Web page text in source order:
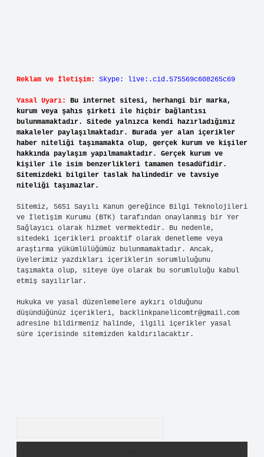
Reklam ve İletişim: Skype: live:.cid.575569c608265c69
Yasal Uyarı:
Bu internet sitesi, herhangi bir marka,
kurum veya şahıs şirketi ile hiçbir bağlantısı
bulunmamaktadır. Sitede yalnızca kendi hazırladığımız
makaleler paylaşılmaktadır. Burada yer alan içerikler
haber niteliği taşımamakta olup, gerçek kurum ve kişiler
hakkında paylaşım yapılmamaktadır. Gerçek kurum ve
kişiler ile isim benzerlikleri tamamen tesadüfidir.
Sitemizdeki bilgiler taslak halindedir ve tavsiye
niteliği taşımazlar.
Sitemiz, 5651 Sayılı Kanun gereğince Bilgi Teknolojileri
ve İletişim Kurumu (BTK) tarafından onaylanmış bir Yer
Sağlayıcı olarak hizmet vermektedir. Bu nedenle,
sitedeki içerikleri proaktif olarak denetleme veya
araştırma yükümlülüğümüz bulunmamaktadır. Ancak,
üyelerimiz yazdıkları içeriklerin sorumluluğunu
taşımakta olup, siteye üye olarak bu sorumluluğu kabul
etmiş sayılırlar.
Hukuka ve yasal düzenlemelere aykırı olduğunu
düşündüğünüz içerikleri, backlinkpanelicomtr@gmail.com
adresine bildirmeniz halinde, ilgili içerikler yasal
süre içerisinde sitemizden kaldırılacaktır.